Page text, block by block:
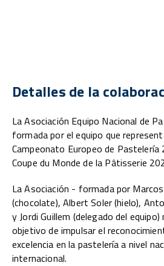
Detalles de la
La Asociación Equipo Nacional de
formada por el equipo que
Campeonato Europeo de Pastelería
Coupe du Monde de la Pâtisserie
La Asociación - formada por
(chocolate), Albert Soler (hielo),
y Jordi Guillem (delegado del equipo)
objetivo de impulsar el
excelencia en la pastelería a nivel
internacional.